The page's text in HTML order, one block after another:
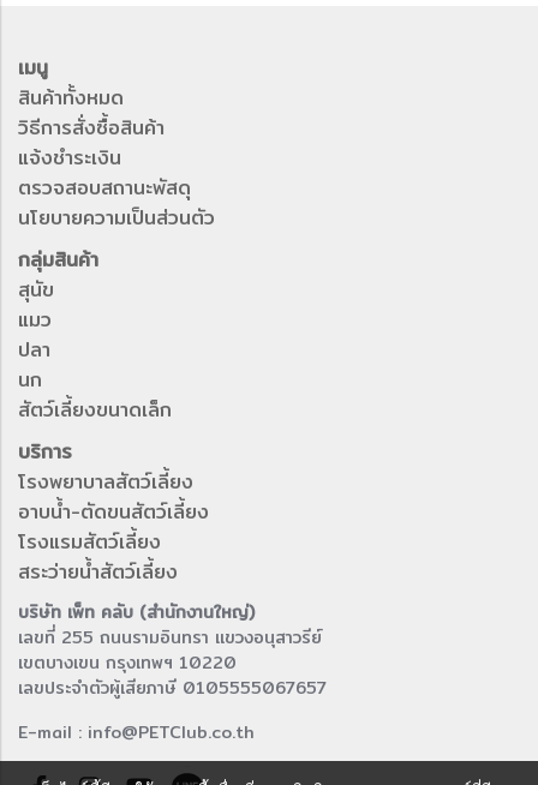
เมนู
สินค้าทั้งหมด
วิธีการสั่งซื้อสินค้า
แจ้งชำระเงิน
ตรวจสอบสถานะพัสดุ
นโยบายความเป็นส่วนตัว
กลุ่มสินค้า
สุนัข
แมว
ปลา
นก
สัตว์เลี้ยงขนาดเล็ก
บริการ
โรงพยาบาลสัตว์เลี้ยง
อาบน้ำ-ตัดขนสัตว์เลี้ยง
โรงแรมสัตว์เลี้ยง
สระว่ายน้ำสัตว์เลี้ยง
บริษัท เพ็ท คลับ (สำนักงานใหญ่)
เลขที่ 255 ถนนรามอินทรา แขวงอนุสาวรีย์
เขตบางเขน กรุงเทพฯ 10220
เลขประจำตัวผู้เสียภาษี 0105555067657
E-mail : info@PETClub.co.th